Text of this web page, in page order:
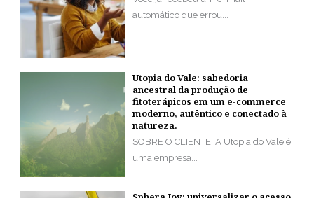
automático que errou...
Utopia do Vale: sabedoria
ancestral da produção de
fitoterápicos em um e-commerce
moderno, autêntico e conectado à
natureza.
SOBRE O CLIENTE: A Utopia do Vale é
uma empresa...